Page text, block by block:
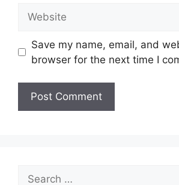
Save my name, email, and
browser for the next time I
Search